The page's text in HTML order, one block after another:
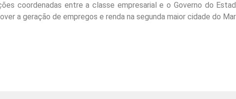
coordenadas entre a classe empresarial e o Governo do
a geração de empregos e renda na segunda maior cidade do